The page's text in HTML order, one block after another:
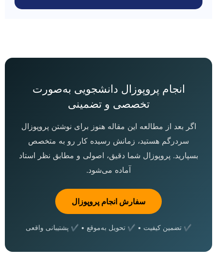
انجام پروپوزال دانشجویی به‌صورت
تخصصی و تضمینی
اگر بعد از مطالعه این مقاله هنوز برای نوشتن پروپوزال
سردرگم هستید، زمانش رسیده کار رو به متخصص
بسپارید. پروپوزال شما دقیق، اصولی و مطابق نظر استاد
آماده می‌شود.
سفارش انجام پروپوزال
✔ تضمین کیفیت • ✔ تحویل به‌موقع • ✔ پشتیبانی واقعی